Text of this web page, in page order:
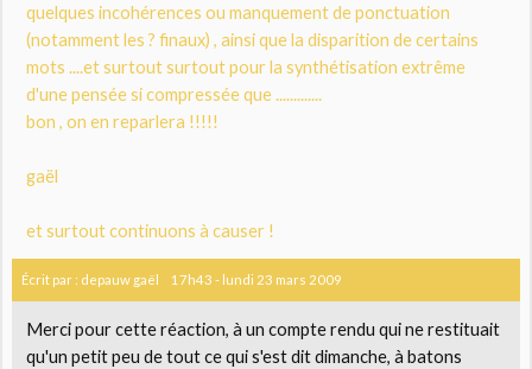
quelques incohérences ou manquement de ponctuation
(notamment les ? finaux) , ainsi que la disparition de certains
mots ....et surtout surtout pour la synthétisation extrême
d'une pensée si compressée que .............
bon , on en reparlera !!!!!
gaël
et surtout continuons à causer !
Écrit par : depauw gaël 17h43 - lundi 23 mars 2009
Merci pour cette réaction, à un compte rendu qui ne restituait
qu'un petit peu de tout ce qui s'est dit dimanche, à batons